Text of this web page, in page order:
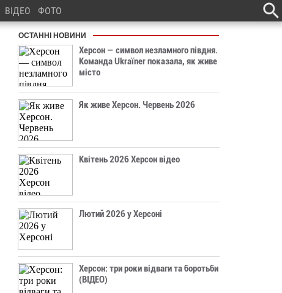
ВІДЕО ФОТО
ОСТАННІ НОВИНИ
Херсон — символ незламного півдня.
Команда Ukraїner показала, як живе
місто
Як живе Херсон. Червень 2026
Квітень 2026 Херсон відео
Лютий 2026 у Херсоні
Херсон: три роки відваги та боротьби
(ВІДЕО)